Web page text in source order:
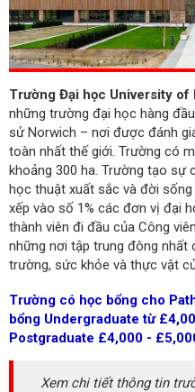
Trường Đại học University of
những trường đại học hàng
sử Norwich – nơi được đánh
toàn nhất thế giới. Trường có
khoảng 300 ha. Trường tạo sự
học thuật xuất sắc và đời
xếp vào số 1% các đơn vị đại
thành viên đi đầu của Công
những nơi tập trung đông nhất
trường, sức khỏe và thực vật
Trường có học bổng cho
bổng Undergraduate từ
Postgraduate £4,000 -
Xem chi tiết thông tin